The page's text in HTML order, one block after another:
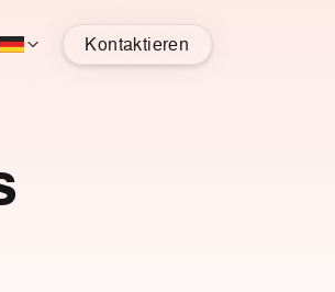
Kontaktieren